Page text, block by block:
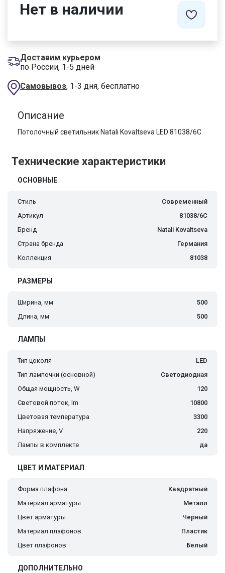
Нет в наличии
Доставим курьером
по России, 1-5 дней
Самовывоз, 1-3 дня, бесплатно
Описание
Потолочный светильник Natali Kovaltseva LED 81038/6C
Технические характеристики
ОСНОВНЫЕ
Стиль
Современный
Артикул
81038/6C
Бренд
Natali Kovaltseva
Страна бренда
Германия
Коллекция
81038
РАЗМЕРЫ
Ширина, мм
500
Длина, мм
500
ЛАМПЫ
Тип цоколя
LED
Тип лампочки (основной)
Светодиодная
Общая мощность, W
120
Световой поток, lm
10800
Цветовая температура
3300
Напряжение, V
220
Лампы в комплекте
да
ЦВЕТ И МАТЕРИАЛ
Форма плафона
Квадратный
Материал арматуры
Металл
Цвет арматуры
Черный
Материал плафонов
Пластик
Цвет плафонов
Белый
ДОПОЛНИТЕЛЬНО